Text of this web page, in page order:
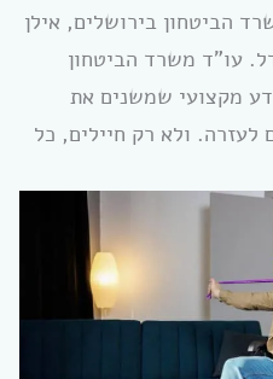
הביטחון בירושלים, אילן
עו”ד משרד הביטחון
מקצועי שמשנים את
לעזרה. ולא רק חיילים, כל